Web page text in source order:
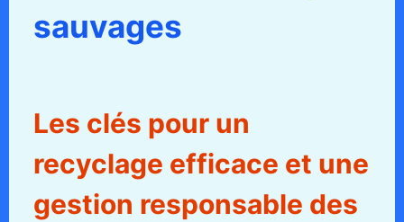
sauvages
Les clés pour un
recyclage efficace et une
gestion responsable des